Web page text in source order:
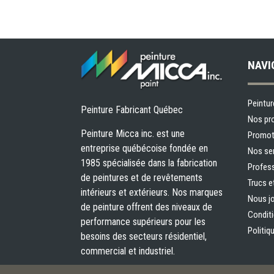
Peinture Fabricant Québec
Peinture Micca inc. est une
entreprise québécoise fondée en
1985 spécialisée dans la fabrication
de peintures et de revêtements
intérieurs et extérieurs. Nos marques
de peinture offrent des niveaux de
performance supérieurs pour les
besoins des secteurs résidentiel,
commercial et industriel.
Nos
Nos
Trucs
Nous